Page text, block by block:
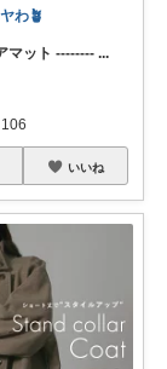
わ🪴
マット -------- ...
106
いいね